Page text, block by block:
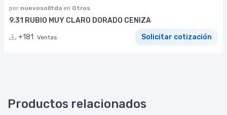
por nuevosolltda en Otros
9.31 RUBIO MUY CLARO DORADO CENIZA
+181
Ventas Solicitar cotización
Productos relacionados